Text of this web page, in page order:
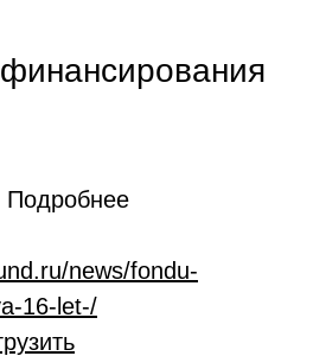
Подробнее
news/fondu-
16-let-/